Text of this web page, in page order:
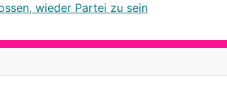
wieder Partei zu sein